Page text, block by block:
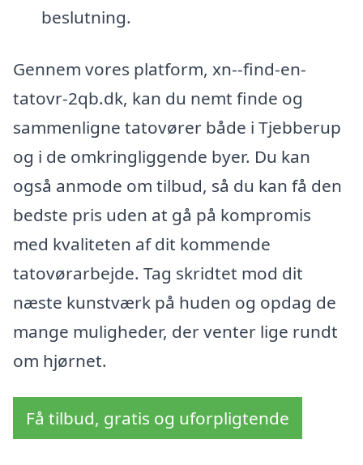
beslutning.
Gennem vores platform, xn--find-en-
tatovr-2qb.dk, kan du nemt finde og
sammenligne tatovører både i Tjebberup
og i de omkringliggende byer. Du kan
også anmode om tilbud, så du kan få den
bedste pris uden at gå på kompromis
med kvaliteten af dit kommende
tatovørarbejde. Tag skridtet mod dit
næste kunstværk på huden og opdag de
mange muligheder, der venter lige rundt
om hjørnet.
Få tilbud, gratis og uforpligtende